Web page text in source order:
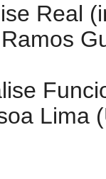
Real
Lima